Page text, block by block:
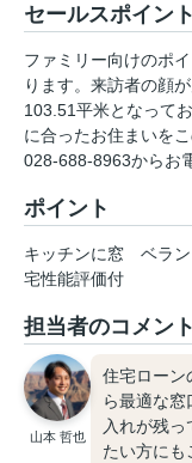
セールスポイント
ファミリー向けのポ
ります。来訪者の顔
103.51平米となって
に合ったお住まいを
028-688-8963からお
ポイント
キッチンに窓 ベラ
宅性能評価付
担当者のコメント
山本 哲也
住宅ローン
ら最適な窓
入れが残
たい方にも